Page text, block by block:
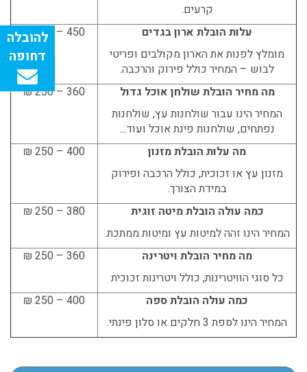
קרעים.
עלות הובלת ארון בגדים
מומלץ לפנות את הארון מקולבים ופריטי
לבוש – המחיר כולל פירוק והרכבה.
450 – 250 ₪
מה מחיר הובלת שולחן אוכל גדול
המחיר הינו עבור שולחנות עץ, שולחנות
נפתחים, שולחנות פינת אוכל ועוד...
360 – 250 ₪
מה עלות הובלת מזנון
מזנון עץ או זכוכית, כולל הרכבה ופירוק
במידת הצורך.
400 – 250 ₪
כמה עולה הובלת מיטה זוגית
המחיר הינו זהה למיטות עץ ומיטות ממתכת.
380 – 250 ₪
מה מחיר הובלת ויטרינה
כל סוגי הוויטרינות, כולל ויטרינות זכוכית
360 – 250 ₪
כמה עולה הובלת ספה
המחיר הינו לספת 3 חלקים או סלון פינתי.
400 – 250 ₪